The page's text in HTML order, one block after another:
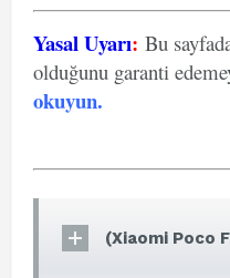
Yasal Uyarı: Bu
olduğunu garanti
okuyun.
(Xiaomi Poco